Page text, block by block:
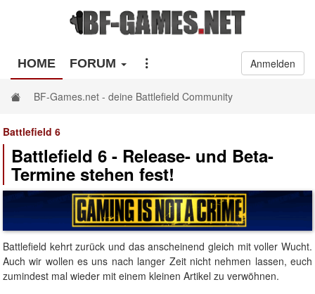
HOME FORUM Anmelden
BF-Games.net - deine Battlefield Community
Battlefield 6
Battlefield 6 - Release- und Beta-
Termine stehen fest!
Battlefield kehrt zurück und das anscheinend gleich mit voller Wucht.
Auch wir wollen es uns nach langer Zeit nicht nehmen lassen, euch
zumindest mal wieder mit einem kleinen Artikel zu verwöhnen.